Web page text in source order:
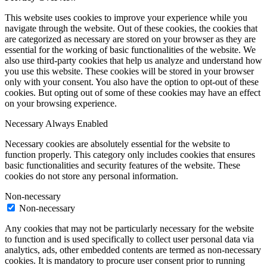
This website uses cookies to improve your experience while you
navigate through the website. Out of these cookies, the cookies that
are categorized as necessary are stored on your browser as they are
essential for the working of basic functionalities of the website. We
also use third-party cookies that help us analyze and understand how
you use this website. These cookies will be stored in your browser
only with your consent. You also have the option to opt-out of these
cookies. But opting out of some of these cookies may have an effect
on your browsing experience.
NecessaryAlways Enabled
Necessary cookies are absolutely essential for the website to
function properly. This category only includes cookies that ensures
basic functionalities and security features of the website. These
cookies do not store any personal information.
Non-necessary
Non-necessary
Any cookies that may not be particularly necessary for the website
to function and is used specifically to collect user personal data via
analytics, ads, other embedded contents are termed as non-necessary
cookies. It is mandatory to procure user consent prior to running